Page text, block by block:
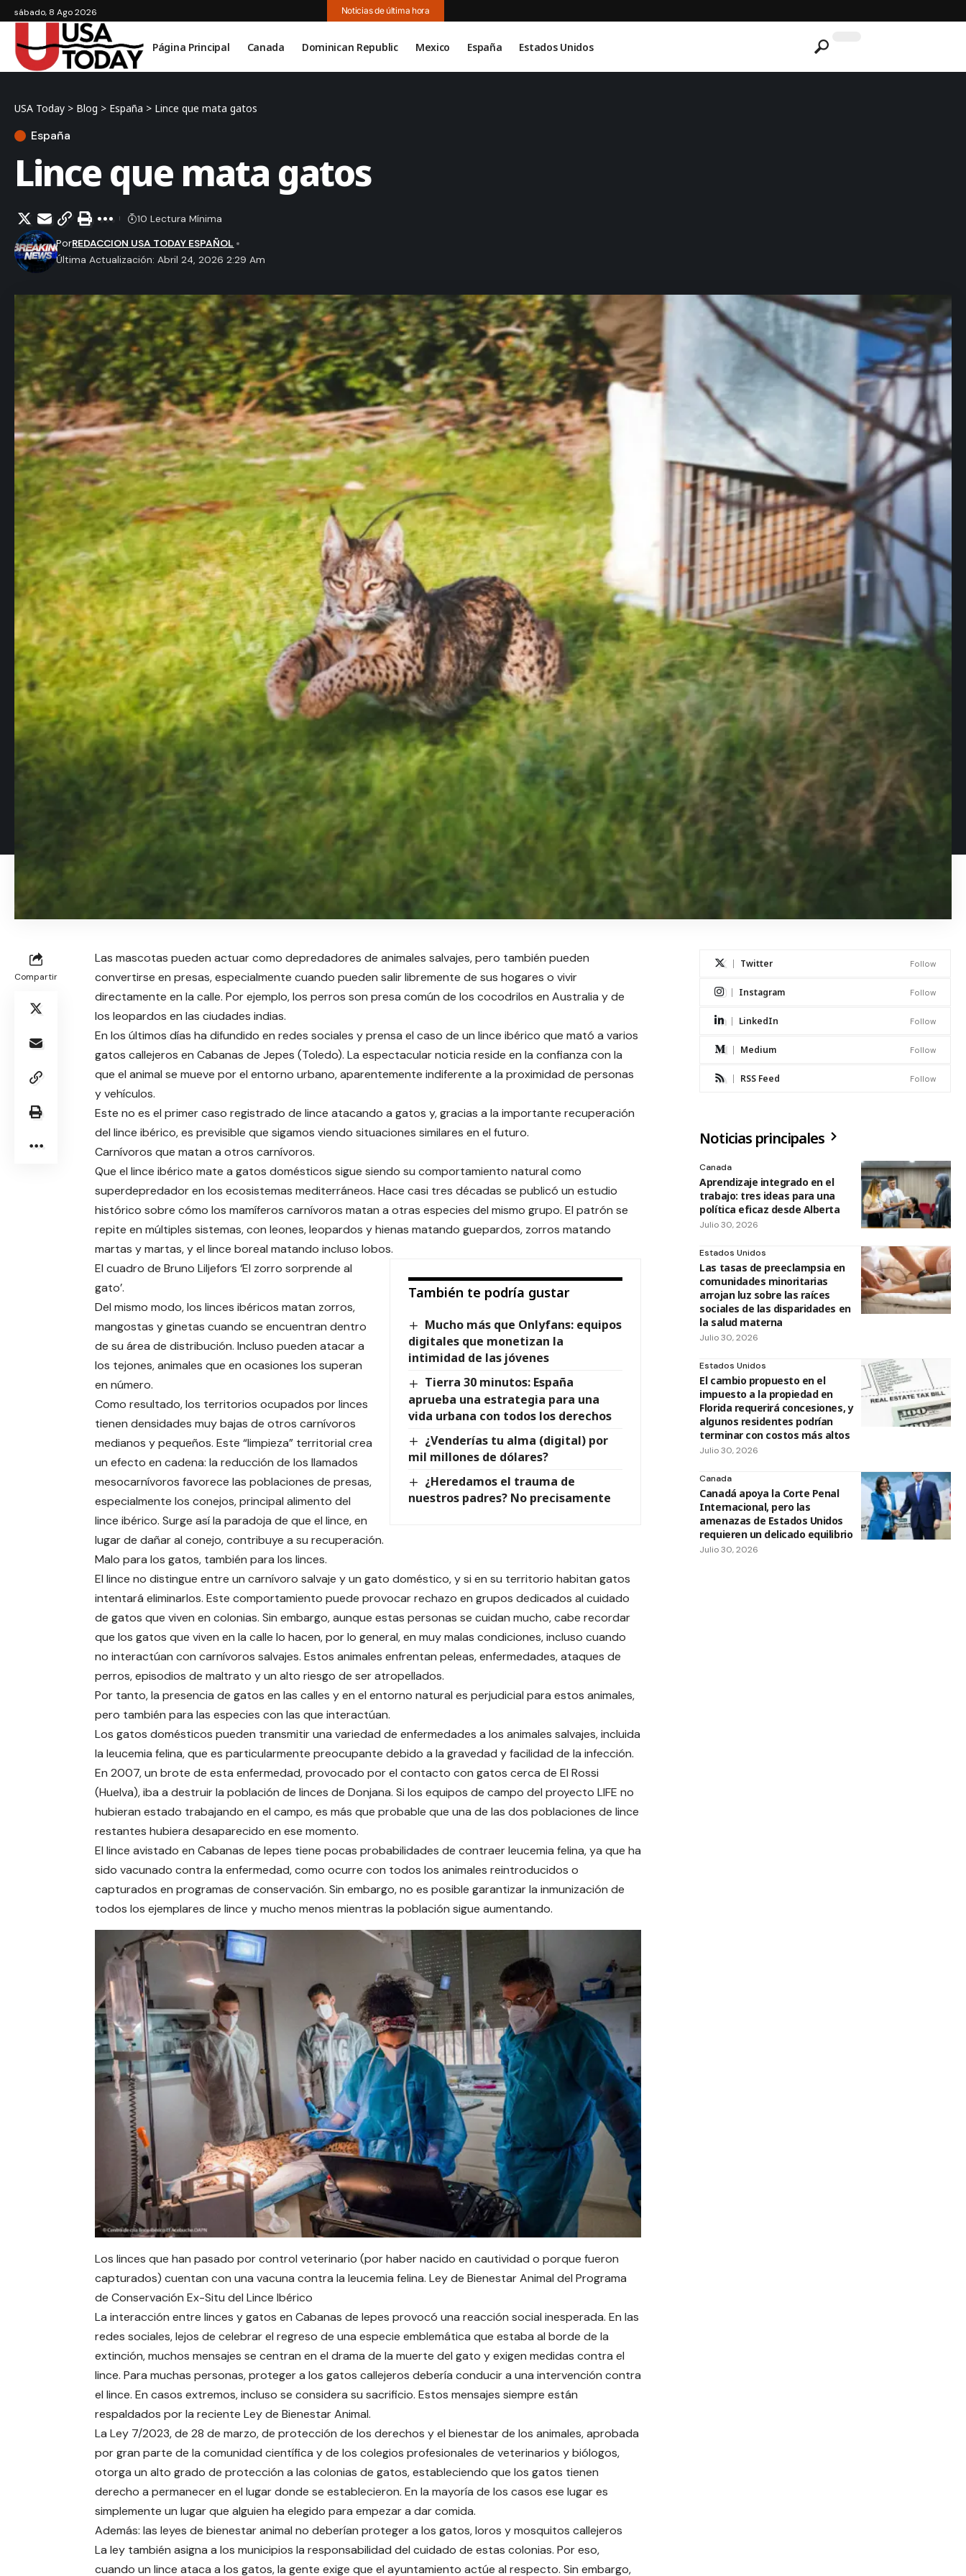
sábado, 8 Ago 2026 Noticias de última hora
Página Principal Canada Dominican Republic Mexico España Estados Unidos
USA Today > Blog > España > Lince que mata gatos
España
Lince que mata gatos
Última Actualización: Abril 24, 2026 2:29 Am
PorREDACCION USA TODAY ESPAÑOL
10 Lectura Mínima
Compartir
Las mascotas pueden actuar como depredadores de animales salvajes, pero también pueden
convertirse en presas, especialmente cuando pueden salir libremente de sus hogares o vivir
directamente en la calle. Por ejemplo, los perros son presa común de los cocodrilos en Australia y de
los leopardos en las ciudades indias.
En los últimos días ha difundido en redes sociales y prensa el caso de un lince ibérico que mató a varios
gatos callejeros en Cabanas de Jepes (Toledo). La espectacular noticia reside en la confianza con la
que el animal se mueve por el entorno urbano, aparentemente indiferente a la proximidad de personas
y vehículos.
Este no es el primer caso registrado de lince atacando a gatos y, gracias a la importante recuperación
del lince ibérico, es previsible que sigamos viendo situaciones similares en el futuro.
Carnívoros que matan a otros carnívoros.
Que el lince ibérico mate a gatos domésticos sigue siendo su comportamiento natural como
superdepredador en los ecosistemas mediterráneos. Hace casi tres décadas se publicó un estudio
histórico sobre cómo los mamíferos carnívoros matan a otras especies del mismo grupo. El patrón se
repite en múltiples sistemas, con leones, leopardos y hienas matando guepardos, zorros matando
martas y martas, y el lince boreal matando incluso lobos.
También te podría gustar
Mucho más que Onlyfans: equipos
digitales que monetizan la
intimidad de las jóvenes
Tierra 30 minutos: España
aprueba una estrategia para una
vida urbana con todos los derechos
¿Venderías tu alma (digital) por
mil millones de dólares?
¿Heredamos el trauma de
nuestros padres? No precisamente
El cuadro de Bruno Liljefors ‘El zorro sorprende al
gato’.
Del mismo modo, los linces ibéricos matan zorros,
mangostas y ginetas cuando se encuentran dentro
de su área de distribución. Incluso pueden atacar a
los tejones, animales que en ocasiones los superan
en número.
Como resultado, los territorios ocupados por linces
tienen densidades muy bajas de otros carnívoros
medianos y pequeños. Este “limpieza” territorial crea
un efecto en cadena: la reducción de los llamados
mesocarnívoros favorece las poblaciones de presas,
especialmente los conejos, principal alimento del
lince ibérico. Surge así la paradoja de que el lince, en
lugar de dañar al conejo, contribuye a su recuperación.
Malo para los gatos, también para los linces.
El lince no distingue entre un carnívoro salvaje y un gato doméstico, y si en su territorio habitan gatos
intentará eliminarlos. Este comportamiento puede provocar rechazo en grupos dedicados al cuidado
de gatos que viven en colonias. Sin embargo, aunque estas personas se cuidan mucho, cabe recordar
que los gatos que viven en la calle lo hacen, por lo general, en muy malas condiciones, incluso cuando
no interactúan con carnívoros salvajes. Estos animales enfrentan peleas, enfermedades, ataques de
perros, episodios de maltrato y un alto riesgo de ser atropellados.
Por tanto, la presencia de gatos en las calles y en el entorno natural es perjudicial para estos animales,
pero también para las especies con las que interactúan.
Los gatos domésticos pueden transmitir una variedad de enfermedades a los animales salvajes, incluida
la leucemia felina, que es particularmente preocupante debido a la gravedad y facilidad de la infección.
En 2007, un brote de esta enfermedad, provocado por el contacto con gatos cerca de El Rossi
(Huelva), iba a destruir la población de linces de Donjana. Si los equipos de campo del proyecto LIFE no
hubieran estado trabajando en el campo, es más que probable que una de las dos poblaciones de lince
restantes hubiera desaparecido en ese momento.
El lince avistado en Cabanas de Iepes tiene pocas probabilidades de contraer leucemia felina, ya que ha
sido vacunado contra la enfermedad, como ocurre con todos los animales reintroducidos o
capturados en programas de conservación. Sin embargo, no es posible garantizar la inmunización de
todos los ejemplares de lince y mucho menos mientras la población sigue aumentando.
Los linces que han pasado por control veterinario (por haber nacido en cautividad o porque fueron
capturados) cuentan con una vacuna contra la leucemia felina. Ley de Bienestar Animal del Programa
de Conservación Ex-Situ del Lince Ibérico
La interacción entre linces y gatos en Cabanas de Iepes provocó una reacción social inesperada. En las
redes sociales, lejos de celebrar el regreso de una especie emblemática que estaba al borde de la
extinción, muchos mensajes se centran en el drama de la muerte del gato y exigen medidas contra el
lince. Para muchas personas, proteger a los gatos callejeros debería conducir a una intervención contra
el lince. En casos extremos, incluso se considera su sacrificio. Estos mensajes siempre están
respaldados por la reciente Ley de Bienestar Animal.
La Ley 7/2023, de 28 de marzo, de protección de los derechos y el bienestar de los animales, aprobada
por gran parte de la comunidad científica y de los colegios profesionales de veterinarios y biólogos,
otorga un alto grado de protección a las colonias de gatos, estableciendo que los gatos tienen
derecho a permanecer en el lugar donde se establecieron. En la mayoría de los casos ese lugar es
simplemente un lugar que alguien ha elegido para empezar a dar comida.
Además: las leyes de bienestar animal no deberían proteger a los gatos, loros y mosquitos callejeros
La ley también asigna a los municipios la responsabilidad del cuidado de estas colonias. Por eso,
cuando un lince ataca a los gatos, la gente exige que el ayuntamiento actúe al respecto. Sin embargo,
Twitter Follow
Instagram Follow
LinkedIn Follow
Medium Follow
RSS Feed Follow
Noticias principales
Canada
Aprendizaje integrado en el
trabajo: tres ideas para una
política eficaz desde Alberta
Julio 30, 2026
Estados Unidos
Las tasas de preeclampsia en
comunidades minoritarias
arrojan luz sobre las raíces
sociales de las disparidades en
la salud materna
Julio 30, 2026
Estados Unidos
El cambio propuesto en el
impuesto a la propiedad en
Florida requerirá concesiones, y
algunos residentes podrían
terminar con costos más altos
Julio 30, 2026
Canada
Canadá apoya la Corte Penal
Internacional, pero las
amenazas de Estados Unidos
requieren un delicado equilibrio
Julio 30, 2026